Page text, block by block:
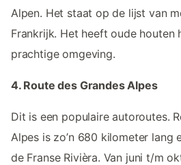
Alpen. Het staat op de lijst van
Frankrijk. Het heeft oude houten
prachtige omgeving.
4. Route des Grandes Alpes
Dit is een populaire autoroutes.
Alpes is zo’n 680 kilometer lang
de Franse Rivièra. Van juni t/m